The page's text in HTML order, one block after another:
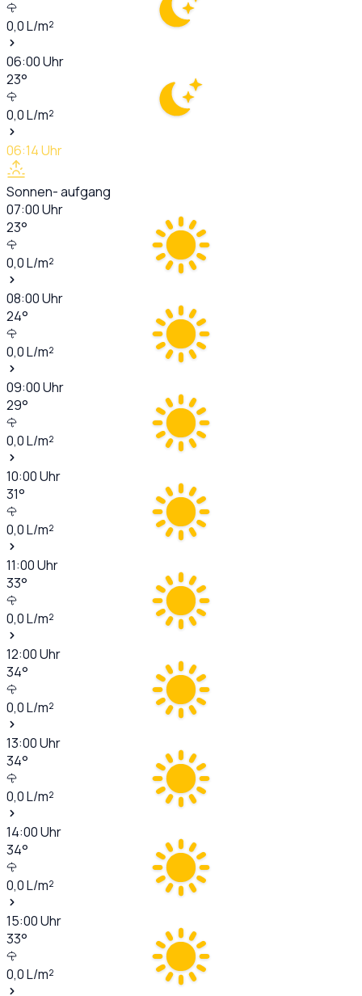
0,0L/m²
06:00Uhr
23°
0,0L/m²
06:14Uhr
Sonnen- aufgang
07:00Uhr
23°
0,0L/m²
08:00Uhr
24°
0,0L/m²
09:00Uhr
29°
0,0L/m²
10:00Uhr
31°
0,0L/m²
11:00Uhr
33°
0,0L/m²
12:00Uhr
34°
0,0L/m²
13:00Uhr
34°
0,0L/m²
14:00Uhr
34°
0,0L/m²
15:00Uhr
33°
0,0L/m²